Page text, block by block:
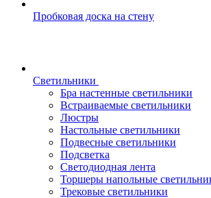
Пробковая доска на стену
Светильники
Бра настенные светильники
Встраиваемые светильники
Люстры
Настольные светильники
Подвесные светильники
Подсветка
Светодиодная лента
Торшеры напольные
Трековые светильники